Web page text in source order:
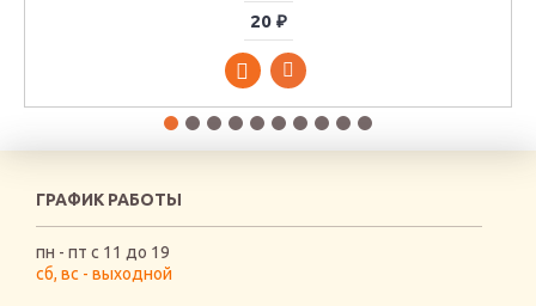
20 ₽
ГРАФИК РАБОТЫ
пн - пт с 11 до 19
сб, вс - выходной